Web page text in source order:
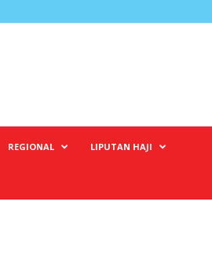
REGIONAL LIPUTAN HAJI